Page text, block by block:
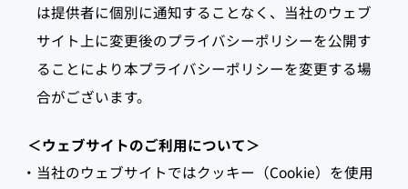
は提供者に個別に通知することなく、当社のウェブ
サイト上に変更後のプライバシーポリシーを公開す
ることにより本プライバシーポリシーを変更する場
合がございます。
＜ウェブサイトのご利用について＞
・当社のウェブサイトではクッキー（Cookie）を使用